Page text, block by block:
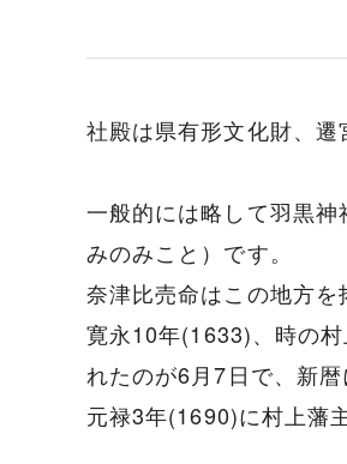
社殿は県有形文化財、遷
一般的には略して羽黒
みのみこと）です。
奈津比売命はこの地方を
寛永10年(1633)、時の
れたのが6月7日で、新
元禄3年(1690)に村上藩